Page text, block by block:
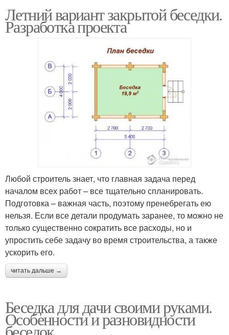
Летний вариант закрытой беседки.
Разработка проекта
Любой строитель знает, что главная задача перед
началом всех работ – все тщательно спланировать.
Подготовка – важная часть, поэтому пренебрегать ею
нельзя. Если все детали продумать заранее, то можно не
только существенно сократить все расходы, но и
упростить себе задачу во время строительства, а также
ускорить его.
читать дальше →
Беседка для дачи своими руками.
Особенности и разновидности